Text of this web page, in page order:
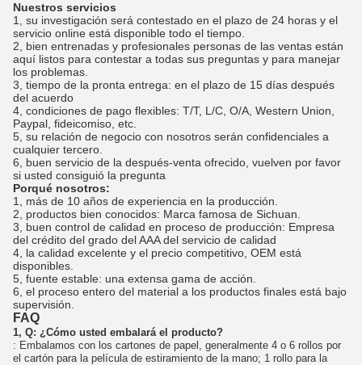
Nuestros servicios
1, su investigación será contestado en el plazo de 24 horas y el
servicio online está disponible todo el tiempo.
2, bien entrenadas y profesionales personas de las ventas están
aquí listos para contestar a todas sus preguntas y para manejar
los problemas.
3, tiempo de la pronta entrega: en el plazo de 15 días después
del acuerdo
4, condiciones de pago flexibles: T/T, L/C, O/A, Western Union,
Paypal, fideicomiso, etc.
5, su relación de negocio con nosotros serán confidenciales a
cualquier tercero.
6, buen servicio de la después-venta ofrecido, vuelven por favor
si usted consiguió la pregunta
Porqué nosotros:
1, más de 10 años de experiencia en la producción.
2, productos bien conocidos: Marca famosa de Sichuan.
3, buen control de calidad en proceso de producción: Empresa
del crédito del grado del AAA del servicio de calidad
4, la calidad excelente y el precio competitivo, OEM está
disponibles.
5, fuente estable: una extensa gama de acción.
6, el proceso entero del material a los productos finales está bajo
supervisión.
FAQ
1, Q: ¿Cómo usted embalará el producto?
: Embalamos con los cartones de papel, generalmente 4 o 6 rollos por
el cartón para la película de estiramiento de la mano; 1 rollo para la